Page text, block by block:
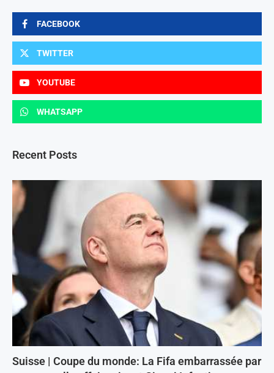
FACEBOOK
TWITTER
YOUTUBE
WHATSAPP
Recent Posts
Suisse | Coupe du monde: La Fifa embarrassée par